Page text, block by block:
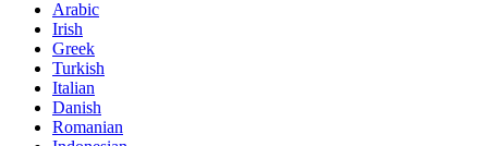
Arabic
Irish
Greek
Turkish
Italian
Danish
Romanian